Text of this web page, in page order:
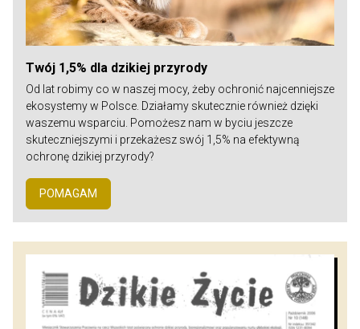
Twój 1,5% dla dzikiej przyrody
Od lat robimy co w naszej mocy, żeby ochronić najcenniejsze
ekosystemy w Polsce. Działamy skutecznie również dzięki
waszemu wsparciu. Pomożesz nam w byciu jeszcze
skuteczniejszymi i przekażesz swój 1,5% na efektywną
ochronę dzikiej przyrody?
POMAGAM